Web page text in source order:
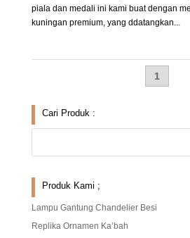
piala dan medali ini kami buat dengan
kuningan premium, yang ddatangkan...
1
Cari Produk :
Produk Kami ;
Lampu Gantung Chandelier Besi
Replika Ornamen Ka’bah